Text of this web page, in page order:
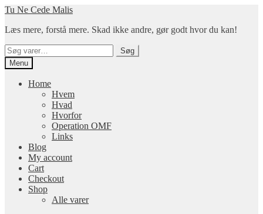
Spring
navigation
Spring
indhold
Tu Ne Cede Malis
Læs mere, forstå mere. Skad ikke andre, gør godt hvor du kan!
Søg
efter:
Søg
Menu
Home
Hvem
Hvad
Hvorfor
Operation OMF
Links
Blog
My account
Cart
Checkout
Shop
Alle varer